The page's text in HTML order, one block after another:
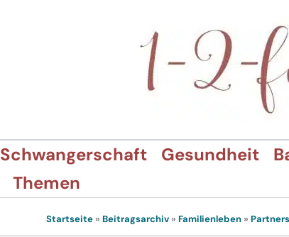
Schwangerschaft Gesundheit
Themen
Startseite » Beitragsarchiv » Familienleben »